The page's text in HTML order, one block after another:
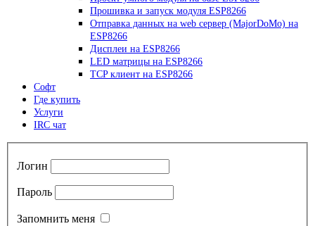
Прошивка и запуск модуля ESP8266
Отправка данных на web сервер (MajorDoMo) на
ESP8266
Дисплеи на ESP8266
LED матрицы на ESP8266
TCP клиент на ESP8266
Софт
Где купить
Услуги
IRC чат
Логин
Пароль
Запомнить меня